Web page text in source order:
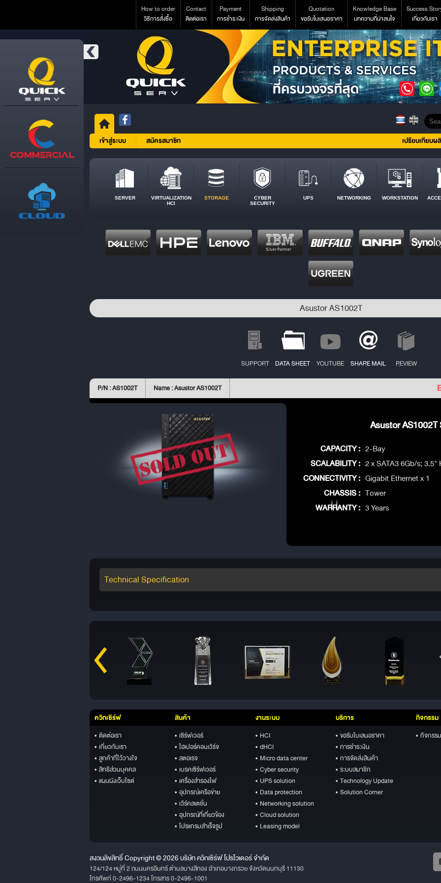
How to order
วิธีการสั่งซื้อ
Contact
ติดต่อเรา
Payment
การชำระเงิน
Shipping
การจัดส่งสินค้า
Quotation
ขอรับใบเสนอราคา
Knowledge Base
บทความที่น่าสนใจ
Success
เกี่ยวกับเรา
เข้าสู่ระบบ สมัครสมาชิก เปรียบเทียบ
SERVER
VIRTUALIZATION
HCI
STORAGE
CYBER
SECURITY
UPS NETWORKING WORKSTATION
Asustor AS1002T
SUPPORT DATA SHEET YOUTUBE SHARE MAIL REVIEW
P/N : AS1002T Name : Asustor AS1002T
Asustor
CAPACITY : 2-Bay
SCALABILITY : 2 x SATA3 6Gb/s; 3.5"
CONNECTIVITY : Gigabit Ethernet x 1
CHASSIS : Tower
WARRANTY : 3 Years
Technical Specification
ควิกเซิร์ฟ
• ติดต่อเรา
• เกี่ยวกับเรา
• ลูกค้าที่ไว้วางใจ
• สิทธิส่วนบุคคล
• แผนผังเว็บไซต์
สินค้า
• เซิร์ฟเวอร์
• ไฮเปอร์คอนเวิร์จ
• สตอเรจ
• เบรคเซิร์ฟเวอร์
• เครื่องสำรองไฟ
• อุปกรณ์เครือข่าย
• เวิร์คสเตชั่น
• อุปกรณ์ที่เกี่ยวข้อง
• โปรแกรมสำเร็จรูป
งานระบบ
• HCI
• dHCI
• Micro data center
• Cyber security
• UPS solution
• Data protection
• Networking solution
• Cloud solution
• Leasing model
บริการ
• ขอรับใบเสนอราคา
• การชำระเงิน
• การจัดส่งสินค้า
• ระบบสมาชิก
• Technology Update
• Solution Corner
กิจกรรม
• กิจกรร
สงวนลิขสิทธิ์ Copyright © 2026 บริษัท ควิกเซิร์ฟ โปรไวเดอร์ จำกัด
124/124 หมู่ที่ 2 ถนนนครอินทร์ ตำบลบางสีทอง อำเภอบางกรวย จังหวัดนนทบุรี 11130
โทรศัพท์ 0-2496-1234 โทรสาร 0-2496-1001